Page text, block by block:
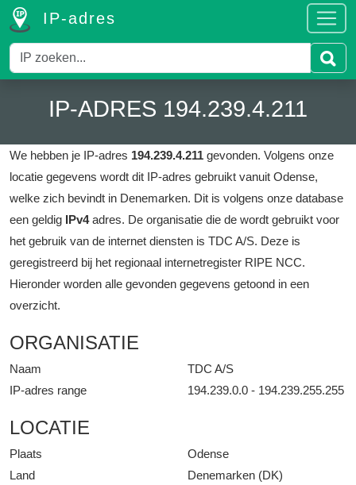
IP-adres
IP-ADRES 194.239.4.211
We hebben je IP-adres 194.239.4.211 gevonden. Volgens onze
locatie gegevens wordt dit IP-adres gebruikt vanuit Odense,
welke zich bevindt in Denemarken. Dit is volgens onze database
een geldig IPv4adres. De organisatie die de wordt gebruikt voor
het gebruik van de internet diensten is TDC A/S. Deze is
geregistreerd bij het regionaal internetregister RIPE NCC.
Hieronder worden alle gevonden gegevens getoond in een
overzicht.
ORGANISATIE
Naam
TDC A/S
IP-adres range
194.239.0.0 - 194.239.255.255
LOCATIE
Plaats
Odense
Land
Denemarken (DK)